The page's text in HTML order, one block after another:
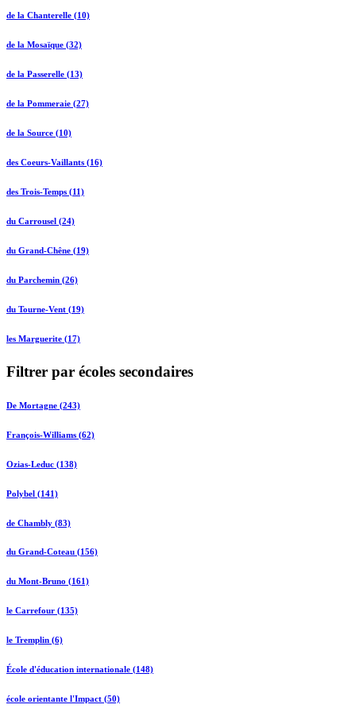
de la Chanterelle (10)
de la Mosaïque (32)
de la Passerelle (13)
de la Pommeraie (27)
de la Source (10)
des Coeurs-Vaillants (16)
des Trois-Temps (11)
du Carrousel (24)
du Grand-Chêne (19)
du Parchemin (26)
du Tourne-Vent (19)
les Marguerite (17)
Filtrer par écoles secondaires
De Mortagne (243)
François-Williams (62)
Ozias-Leduc (138)
Polybel (141)
de Chambly (83)
du Grand-Coteau (156)
du Mont-Bruno (161)
le Carrefour (135)
le Tremplin (6)
École d'éducation internationale (148)
école orientante l'Impact (50)